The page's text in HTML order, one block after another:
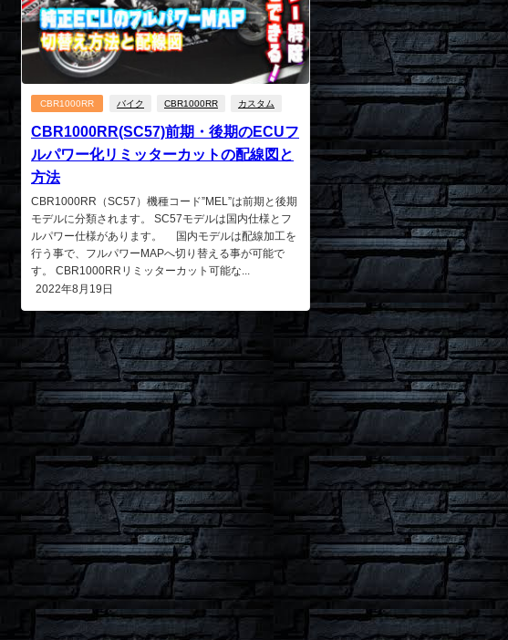
CBR1000RR バイク CBR1000RR カスタム
CBR1000RR(SC57)前期・後期のECUフ
ルパワー化リミッターカットの配線図と
方法
CBR1000RR（SC57）機種コード”MEL”は前期と後期
モデルに分類されます。 SC57モデルは国内仕様とフ
ルパワー仕様があります。 国内モデルは配線加工を
行う事で、フルパワーMAPへ切り替える事が可能で
す。 CBR1000RRリミッターカット可能な...
2022年8月19日